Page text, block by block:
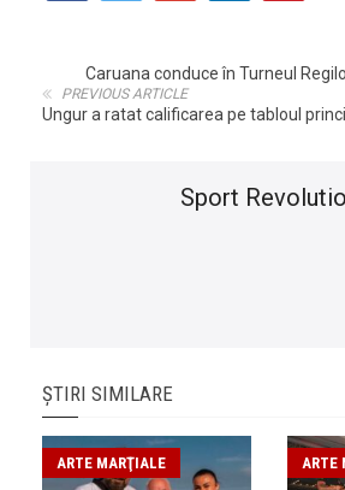
Caruana conduce în Turneul
PREVIOUS ARTICLE
Ungur a ratat calificarea pe tabloul
Sport
ȘTIRI SIMILARE
ARTE MARŢIALE ARTE